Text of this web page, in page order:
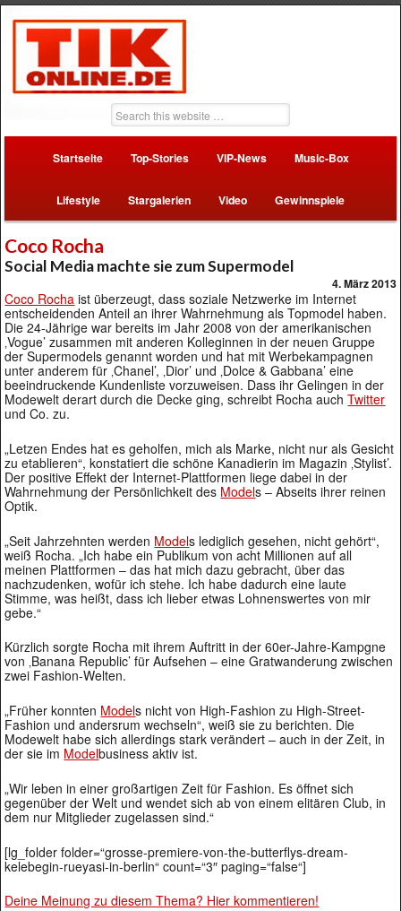
Startseite Top-Stories VIP-News Music-Box
Lifestyle Stargalerien Video Gewinnspiele
Coco Rocha
Social Media machte sie zum Supermodel
4. März 2013
Coco Rocha ist überzeugt, dass soziale Netzwerke im Internet
entscheidenden Anteil an ihrer Wahrnehmung als Topmodel haben.
Die 24-Jährige war bereits im Jahr 2008 von der amerikanischen
‚Vogue’ zusammen mit anderen Kolleginnen in der neuen Gruppe
der Supermodels genannt worden und hat mit Werbekampagnen
unter anderem für ‚Chanel’, ‚Dior’ und ‚Dolce & Gabbana’ eine
beeindruckende Kundenliste vorzuweisen. Dass ihr Gelingen in der
Modewelt derart durch die Decke ging, schreibt Rocha auchTwitter
und Co. zu.
„Letzen Endes hat es geholfen, mich als Marke, nicht nur als Gesicht
zu etablieren“, konstatiert die schöne Kanadierin im Magazin ‚Stylist’.
Der positive Effekt der Internet-Plattformen liege dabei in der
Wahrnehmung der Persönlichkeit des Models – Abseits ihrer reinen
Optik.
„Seit Jahrzehnten werden Models lediglich gesehen, nicht gehört“,
weiß Rocha. „Ich habe ein Publikum von acht Millionen auf all
meinen Plattformen – das hat mich dazu gebracht, über das
nachzudenken, wofür ich stehe. Ich habe dadurch eine laute
Stimme, was heißt, dass ich lieber etwas Lohnenswertes von mir
gebe.“
Kürzlich sorgte Rocha mit ihrem Auftritt in der 60er-Jahre-Kampgne
von ‚Banana Republic’ für Aufsehen – eine Gratwanderung zwischen
zwei Fashion-Welten.
„Früher konnten Models nicht von High-Fashion zu High-Street-
Fashion und andersrum wechseln“, weiß sie zu berichten. Die
Modewelt habe sich allerdings stark verändert – auch in der Zeit, in
der sie im Modelbusiness aktiv ist.
„Wir leben in einer großartigen Zeit für Fashion. Es öffnet sich
gegenüber der Welt und wendet sich ab von einem elitären Club, in
dem nur Mitglieder zugelassen sind.“
[lg_folder folder=“grosse-premiere-von-the-butterflys-dream-
kelebegin-rueyasi-in-berlin“ count=“3″ paging=“false“]
Deine Meinung zu diesem Thema? Hier kommentieren!